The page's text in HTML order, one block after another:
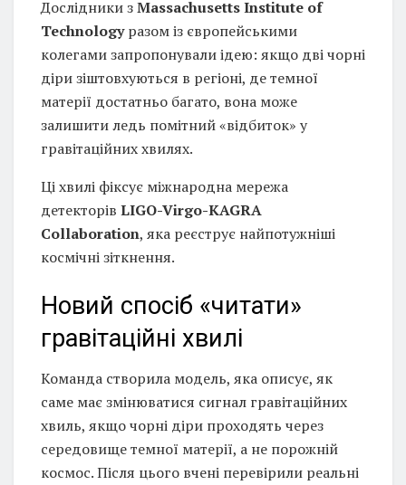
Дослідники зMassachusetts Institute of
Technologyразом із європейськими
колегами запропонували ідею: якщо дві чорні
діри зіштовхуються в регіоні, де темної
матерії достатньо багато, вона може
залишити ледь помітний «відбиток» у
гравітаційних хвилях.
Ці хвилі фіксує міжнародна мережа
детекторів LIGO-Virgo-KAGRA
Collaboration, яка реєструє найпотужніші
космічні зіткнення.
Новий спосіб «читати»
гравітаційні хвилі
Команда створила модель, яка описує, як
саме має змінюватися сигнал гравітаційних
хвиль, якщо чорні діри проходять через
середовище темної матерії, а не порожній
космос. Після цього вчені перевірили реальні